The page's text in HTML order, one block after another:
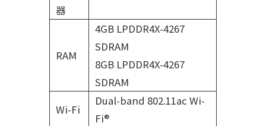
器
RAM
4GB LPDDR4X-4267
SDRAM
8GB LPDDR4X-4267
SDRAM
Wi-Fi
Dual-band 802.11ac Wi-
Fi®